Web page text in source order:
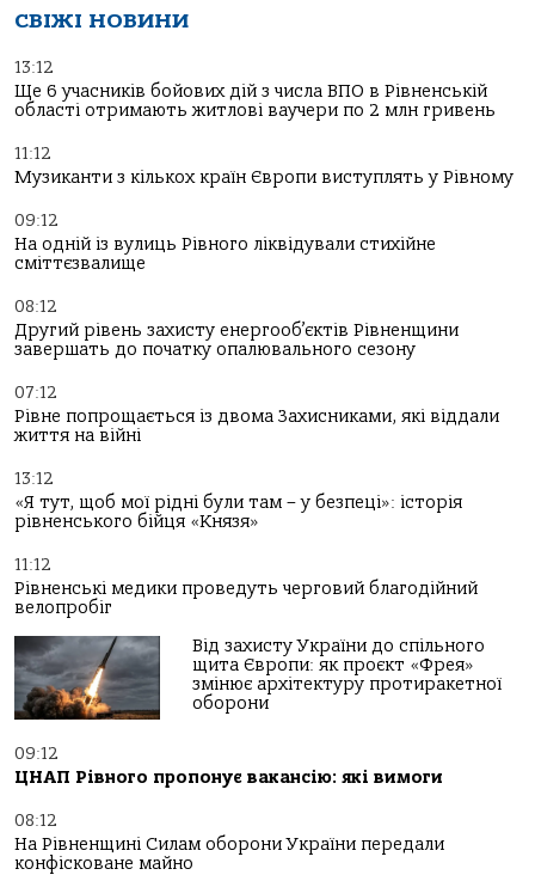
СВІЖІ НОВИНИ
13:12
Ще 6 учасників бойових дій з числа ВПО в Рівненській
області отримають житлові ваучери по 2 млн гривень
11:12
Музиканти з кількох країн Європи виступлять у Рівному
09:12
На одній із вулиць Рівного ліквідували стихійне
сміттєзвалище
08:12
Другий рівень захисту енергооб’єктів Рівненщини
завершать до початку опалювального сезону
07:12
Рівне попрощається із двома Захисниками, які віддали
життя на війні
13:12
«Я тут, щоб мої рідні були там – у безпеці»: історія
рівненського бійця «Князя»
11:12
Рівненські медики проведуть черговий благодійний
велопробіг
Від захисту України до спільного
щита Європи: як проєкт «Фрея»
змінює архітектуру протиракетної
оборони
09:12
ЦНАП Рівного пропонує вакансію: які вимоги
08:12
На Рівненщині Силам оборони України передали
конфісковане майно